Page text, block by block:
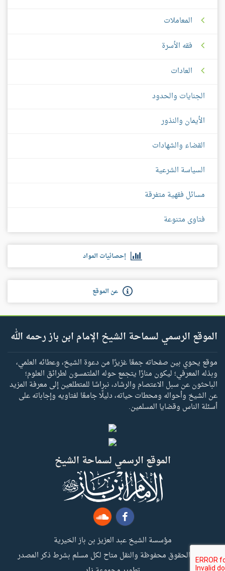
المعاملات
فقه الأسرة
العادات
الجنايات والحدود
الأيمان والنذور
القضاء والشهادات
السياسة الشرعية
مسائل فقهية متفرقة
فتاوى متنوعة
إحصائيات المواد
عن الموقع
الموقع الرسمي لسماحة الشيخ الإمام ابن باز رحمه الله
موقع يحوي بين صفحاته جمعًا غزيرًا من دعوة الشيخ، وعطائه العلمي،
وبذله المعرفي؛ ليكون منارًا يتجمع حوله الملتمسون لطرائق العلوم؛
الباحثون عن سبل الاعتصام والرشاد، نبراسًا للمتطلعين إلى معرفة المزيد
عن الشيخ وأحواله ومحطات حياته، دليلًا جامعًا لفتاويه وإجاباته على
أسئلة الناس وقضايا المسلمين.
الموقع الرسمي لسماحة الشيخ
مؤسسة الشيخ عبد العزيز بن باز الخيرية
جميع الحقوق محفوظة والنقل متاح لكل مسلم بشرط ذكر المصدر